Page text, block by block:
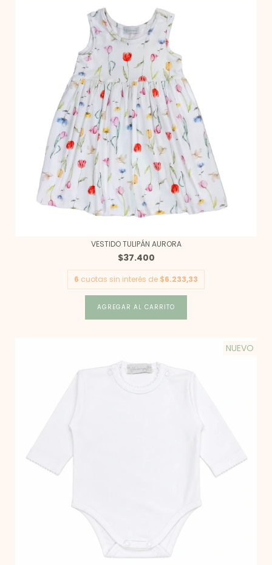
VESTIDO TULIPÁN AURORA
$37.400
6 cuotas sin interés de $6.233,33
AGREGAR AL CARRITO
NUEVO